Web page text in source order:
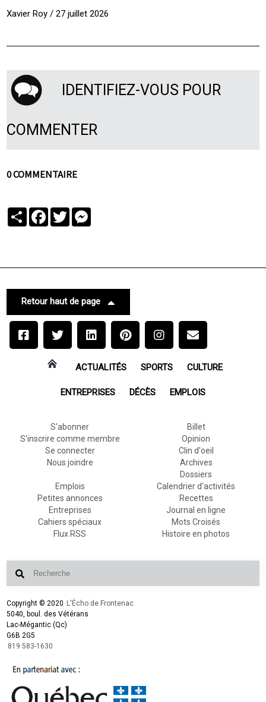
Xavier Roy / 27 juillet 2026
IDENTIFIEZ-VOUS POUR
COMMENTER
0 COMMENTAIRE
PartagerFacebook
Twitter
Retour haut de page
ACTUALITÉS SPORTS CULTURE
ENTREPRISES DÉCÈS EMPLOIS
S'abonner
S'inscrire comme membre
Se connecter
Nous joindre
Billet
Opinion
Clin d'oeil
Archives
Dossiers
Emplois
Petites annonces
Entreprises
Cahiers spéciaux
Flux RSS
Calendrier d'activités
Recettes
Journal en ligne
Mots Croisés
Histoire en photos
Copyright © 2020 L'Écho de Frontenac
5040, boul. des Vétérans
Lac-Mégantic (Qc)
G6B 2G5
819 583-1630